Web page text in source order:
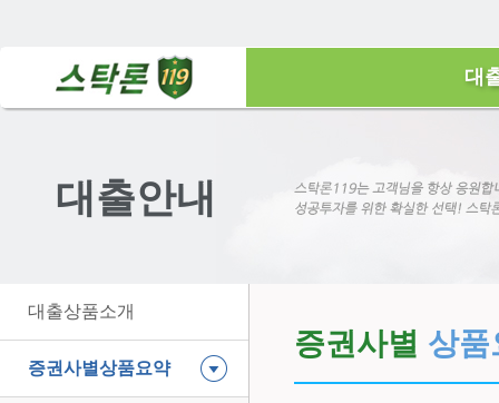
대
대출안내
대출상품소개
증권사별상품요약
증권사별 상품